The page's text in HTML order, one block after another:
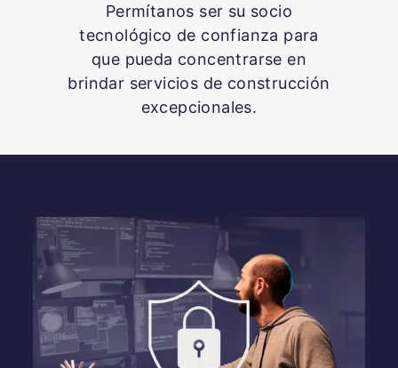
Permítanos ser su socio
tecnológico de confianza para
que pueda concentrarse en
brindar servicios de construcción
excepcionales.